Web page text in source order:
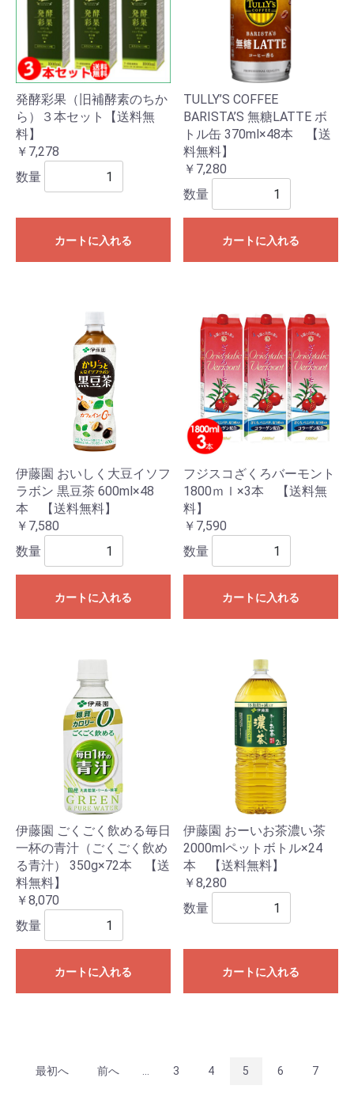
発酵彩果（旧補酵素のちか
ら）３本セット【送料無
料】
￥7,278
数量
カートに入れる
TULLY’S COFFEE
BARISTA’S 無糖LATTE ボ
トル缶 370ml×48本 【送
料無料】
￥7,280
数量
カートに入れる
伊藤園 おいしく大豆イソフ
ラボン 黒豆茶 600ml×48
本 【送料無料】
￥7,580
数量
カートに入れる
フジスコざくろバーモント
1800ｍｌ×3本 【送料無
料】
￥7,590
数量
カートに入れる
伊藤園 ごくごく飲める毎日
一杯の青汁（ごくごく飲め
る青汁） 350g×72本 【送
料無料】
￥8,070
数量
カートに入れる
伊藤園 おーいお茶濃い茶
2000mlペットボトル×24
本 【送料無料】
￥8,280
数量
カートに入れる
最初へ 前へ ... 3 4 5 6 7